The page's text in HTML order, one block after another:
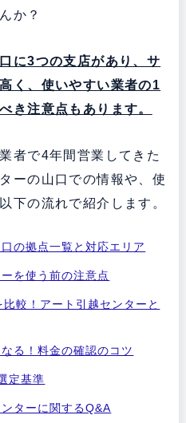
か？
に3つの支店があり、サ
く、使いやすい業者の1
き注意点もあります。
者で4年間営業してきた
ーの山口での情報や、使
下の流れで紹介します。
の拠点一覧と対応エリア
を使う前の注意点
較！アート引越センターと
る！料金の確認のコツ
定基準
ターに関するQ&A